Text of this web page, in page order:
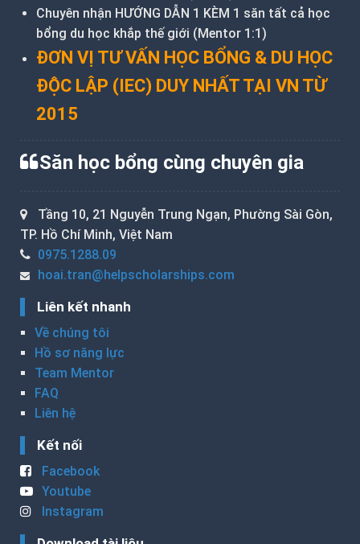
Chuyên nhận HƯỚNG DẪN 1 KÈM 1 săn tất cả học
bổng du học khắp thế giới (Mentor 1:1)
ĐƠN VỊ TƯ VẤN HỌC BỔNG & DU HỌC
ĐỘC LẬP (IEC) DUY NHẤT TẠI VN TỪ
2015
Săn học bổng cùng chuyên gia
Tầng 10, 21 Nguyễn Trung Ngạn, Phường Sài Gòn,
TP. Hồ Chí Minh, Việt Nam
0975.1288.09
hoai.tran@helpscholarships.com
Liên kết nhanh
Về chúng tôi
Hồ sơ năng lực
Team Mentor
FAQ
Liên hệ
Kết nối
Facebook
Youtube
Instagram